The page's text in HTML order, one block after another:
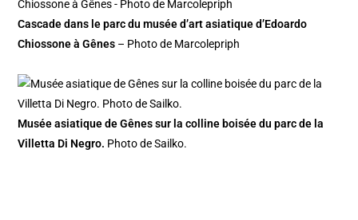
Cascade dans le parc du musée d’art asiatique d’Edoardo
Chiossone à Gênes – Photo de Marcolepriph
Musée asiatique de Gênes sur la colline boisée du parc de la
Villetta Di Negro. Photo de Sailko.